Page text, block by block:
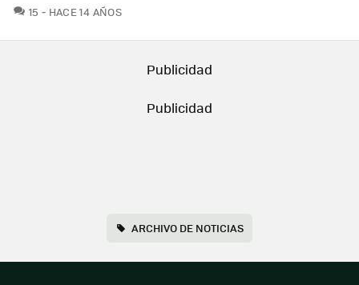
15 COMENTARIOS
HACE 14 AÑOS
ARCHIVO DE NOTICIAS